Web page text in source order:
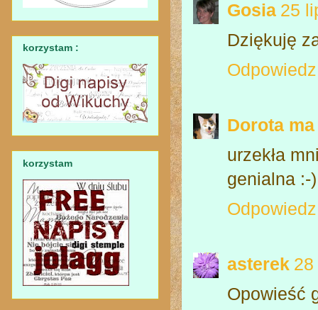
Gosia 25
Dziękuję
Odpowiedz
Dorota
urzekła
genialna :-)
Odpowiedz
asterek
Opowieść
korzystam :
korzystam